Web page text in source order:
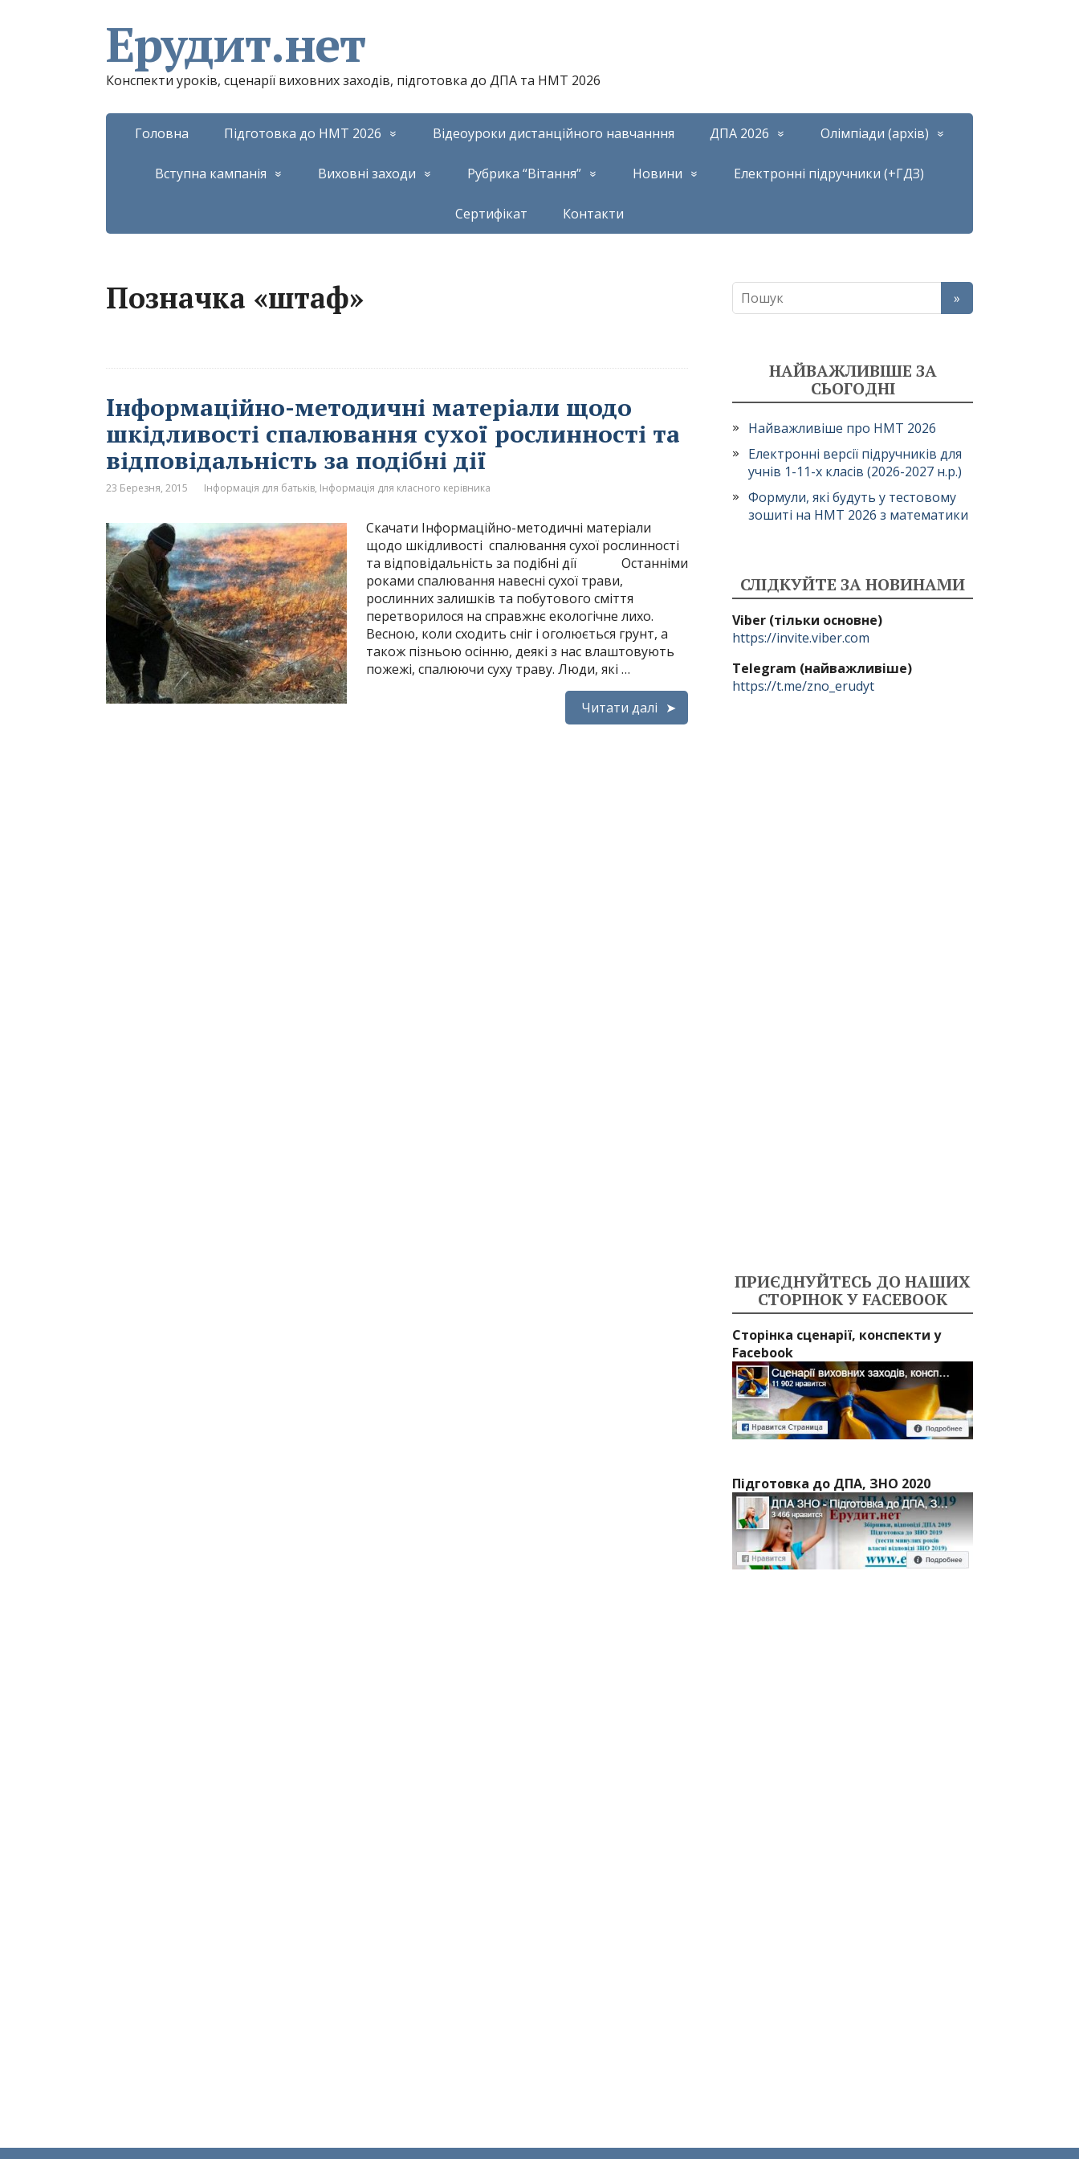
Ерудит.нет
Конспекти уроків, сценарії виховних заходів, підготовка до ДПА та НМТ 2026
Головна Підготовка до НМТ 2026 Відеоуроки дистанційного навчанння ДПА 2026 Олімпіади (архів)
Вступна кампанія Виховні заходи Рубрика “Вітання” Новини Електронні підручники (+ГДЗ)
Сертифікат Контакти
Позначка «штаф»
Інформаційно-методичні матеріали щодо
шкідливості спалювання сухої рослинності та
відповідальність за подібні дії
23 Березня, 2015 Інформація для батьків, Інформація для класного керівника
Скачати Інформаційно-методичні матеріали
щодо шкідливості спалювання сухої рослинності
та відповідальність за подібні дії Останніми
роками спалювання навесні сухої трави,
рослинних залишків та побутового сміття
перетворилося на справжнє екологічне лихо.
Весною, коли сходить сніг і оголюється грунт, а
також пізньою осінню, деякі з нас влаштовують
пожежі, спалюючи суху траву. Люди, які …
Читати далі
НАЙВАЖЛИВІШЕ ЗА
СЬОГОДНІ
Найважливіше про НМТ 2026
Електронні версії підручників для
учнів 1-11-х класів (2026-2027 н.р.)
Формули, які будуть у тестовому
зошиті на НМТ 2026 з математики
СЛІДКУЙТЕ ЗА НОВИНАМИ
Viber (тільки основне)
https://invite.viber.com
Telegram (найважливіше)
https://t.me/zno_erudyt
ПРИЄДНУЙТЕСЬ ДО НАШИХ
СТОРІНОК У FACEBOOK
Сторінка сценарії, конспекти у
Facebook
Підготовка до ДПА, ЗНО 2020